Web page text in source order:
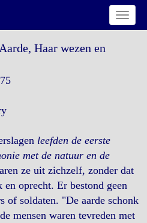
Toggle
Haar wezen en
leefden de eerste
met de natuur en de
ze uit zichzelf, zonder dat
oprecht. Er bestond geen
of soldaten. "De aarde schonk
mensen waren tevreden met